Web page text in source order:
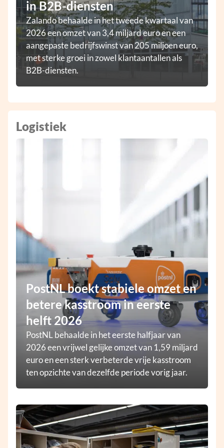
in B2B-diensten
Zalando behaalde in het tweede kwartaal van
2026 een omzet van 3,4 miljard euro en een
aangepaste bedrijfswinst van 205 miljoen euro,
met sterke groei in zowel klantaantallen als
B2B-diensten.
Logistiek
PostNL boekt stabiele omzet en
betere kasstroom in eerste
helft 2026
PostNL behaalde in het eerste halfjaar van
2026 een vrijwel gelijke omzet van 1,59 miljard
euro en een sterk verbeterde vrije kasstroom
ten opzichte van dezelfde periode vorig jaar.